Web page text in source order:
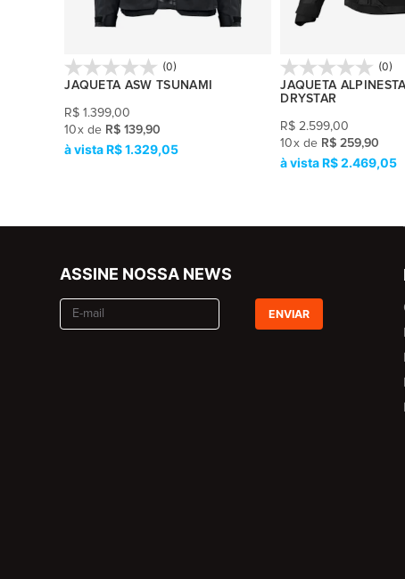
(0)
JAQUETA ASW TSUNAMI
R$ 1.399,00
10x de R$ 139,90
R$ 1.329,05
(0)
JAQUETA
DRYSTAR
R$ 2.599,00
10x de R$ 259,90
R$ 2.469,05
ASSINE NOSSA NEWS
ENVIAR